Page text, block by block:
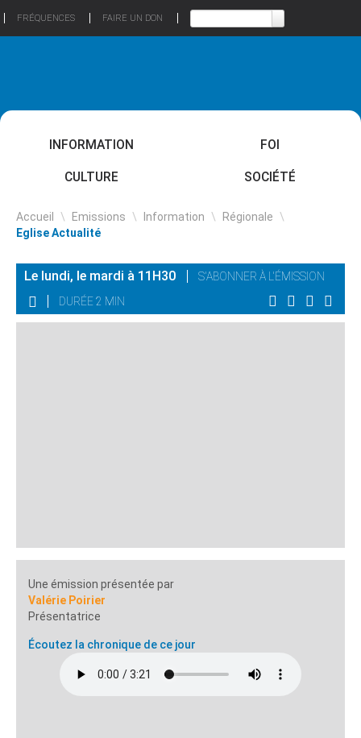
FRÉQUENCES FAIRE UN DON
INFORMATION FOI
CULTURE SOCIÉTÉ
Accueil \ Emissions \ Information \ Régionale \
Eglise Actualité
Le lundi, le mardi à 11H30
S'ABONNER À L'ÉMISSION
DURÉE 2 MIN
Une émission présentée par
Valérie Poirier
Présentatrice
Écoutez la chronique de ce jour